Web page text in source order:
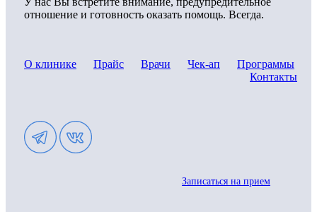
отношение и готовность оказать помощь. Всегда.
О клинике Прайс Врачи Чек-ап
Программы
Контакты
Записаться на прием